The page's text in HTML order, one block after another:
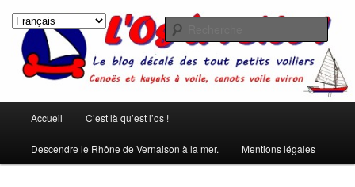
contenu
principalL'os à voile !
(Pierre Dac)
principal
Accueil C’est là qu’est l’os !
Descendre le Rhône de Vernaison à la mer. Mentions légales